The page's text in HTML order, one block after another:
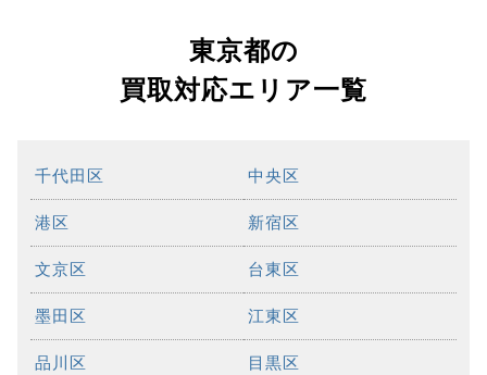
東京都の
買取対応エリア一覧
千代田区 中央区
港区 新宿区
文京区 台東区
墨田区 江東区
品川区 目黒区